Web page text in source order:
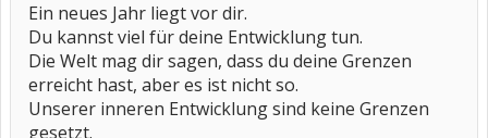
Ein neues Jahr liegt vor dir.
Du kannst viel für deine Entwicklung tun.
Die Welt mag dir sagen, dass du deine Grenzen
erreicht hast, aber es ist nicht so.
Unserer inneren Entwicklung sind keine Grenzen
gesetzt.